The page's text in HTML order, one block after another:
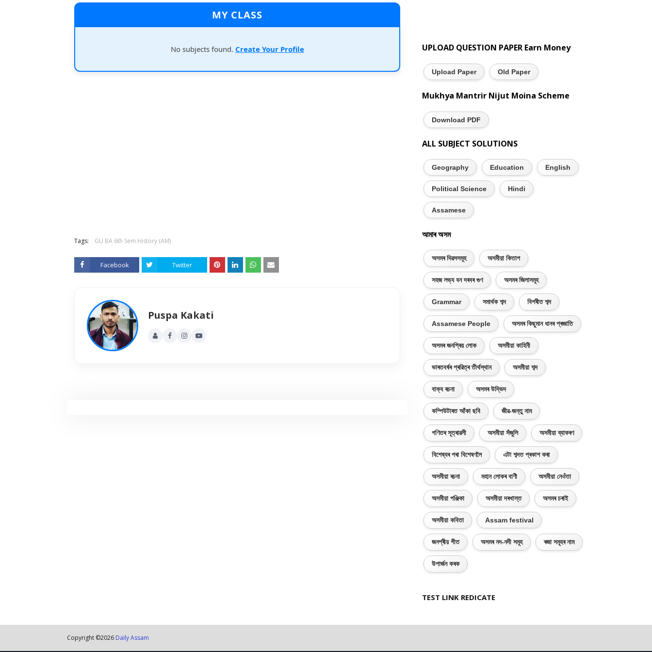
MY CLASS
No subjects found. Create Your Profile
Tags: GU BA 6th Sem History (AM)
Facebook Twitter
Puspa Kakati
UPLOAD QUESTION PAPER Earn Money
Upload Paper Old Paper
Mukhya Mantrir Nijut Moina Scheme
Download PDF
ALL SUBJECT SOLUTIONS
Geography Education English
Political Science Hindi
Assamese
আমাৰ অসম
অসমৰ দিৱসসমূহ অসমীয়া কিতাপ
সহজ লভ্য বন দৰবৰ গুণ অসমৰ জিলাসমূহ
Grammar সমাৰ্থক শব্দ বিপৰীত শব্দ
Assamese People অসমৰ কিছুমান ধানৰ প্ৰজাতি
অসমৰ জনপ্ৰিয় লোক অসমীয়া কাহিনী
ভাৰতবৰ্ষৰ প্ৰৱিত্ৰ তীৰ্থস্থান অসমীয়া শব্দ
বাক্য ৰচনা অসমৰ উদ্ভিদ
কম্পিউটাৰত আঁকা ছবি জীৱ-জন্তু নাম
গণিতৰ সূত্ৰাৱলী অসমীয়া সঁজুলি অসমীয়া ব্যাকৰণ
বিশেষ্যৰ পৰা বিশেষণলৈ এটা শব্দত প্ৰকাশ কৰা
অসমীয়া ৰচনা মহান লোকৰ বাণী অসমীয়া নেওঁতা
অসমীয়া পঞ্জিকা অসমীয়া দৰখাস্ত অসমৰ চৰাই
অসমীয়া কবিতা Assam festival
জনপ্ৰীয় গীত অসমৰ নদ-নদী সমূহ ৰজা সমূহৰ নাম
উপাৰ্জন কৰক
TEST LINK REDICATE
Copyright ©2026 Daily Assam